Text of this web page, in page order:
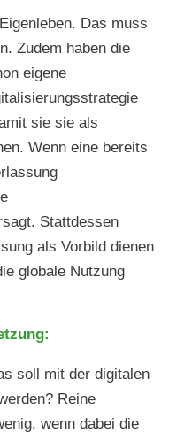
Das muss
Zudem haben die
eigene
sie sie als
Wenn eine bereits
Stattdessen
als Vorbild dienen
globale Nutzung
soll mit der digitalen
Reine
wenn dabei die